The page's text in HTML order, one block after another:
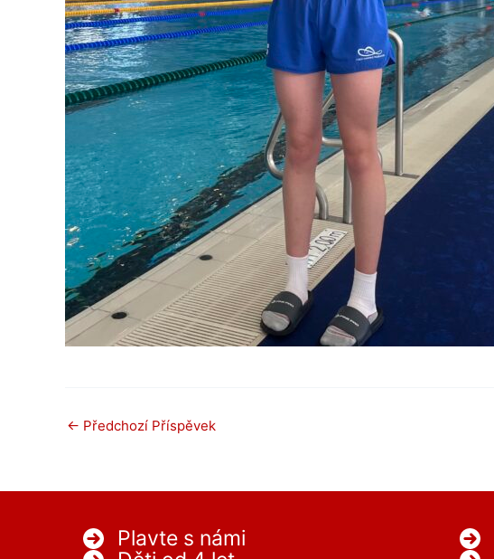
← Předchozí Příspěvek
Plavte s námi